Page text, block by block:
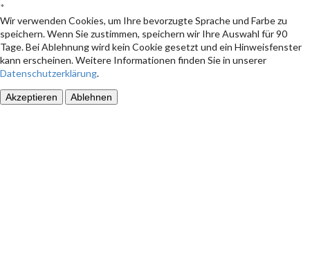
*
Wir verwenden Cookies, um Ihre bevorzugte Sprache und Farbe zu
speichern. Wenn Sie zustimmen, speichern wir Ihre Auswahl für 90
Tage. Bei Ablehnung wird kein Cookie gesetzt und ein Hinweisfenster
kann erscheinen. Weitere Informationen finden Sie in unserer
Datenschutzerklärung.
Akzeptieren Ablehnen